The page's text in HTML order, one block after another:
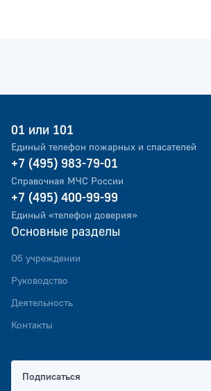
01 или 101
Единый телефон пожарных и спасателей
+7 (495) 983-79-01
Справочная МЧС России
+7 (495) 400-99-99
Единый «телефон доверия»
Основные разделы
Об учреждении
Руководство
Деятельность
Контакты
Подписаться